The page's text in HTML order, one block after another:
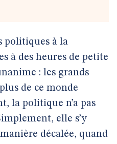
politiques à la
à des heures de petite
: les grands
de ce monde
la politique n’a pas
elle s’y
décalée, quand